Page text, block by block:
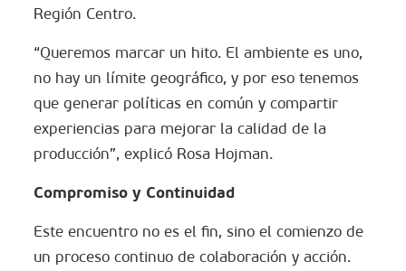
Región Centro.
“Queremos marcar un hito. El ambiente es uno,
no hay un límite geográfico, y por eso tenemos
que generar políticas en común y compartir
experiencias para mejorar la calidad de la
producción”, explicó Rosa Hojman.
Compromiso y Continuidad
Este encuentro no es el fin, sino el comienzo de
un proceso continuo de colaboración y acción.